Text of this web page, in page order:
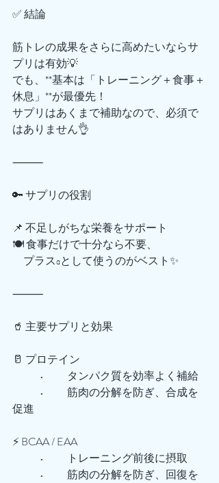
✅ 結論
筋トレの成果をさらに高めたいならサ
プリは有効💡
でも、**基本は「トレーニング＋食事＋
休息」**が最優先！
サプリはあくまで補助なので、必須で
はありません👌
⸻
🔑 サプリの役割
📌 不足しがちな栄養をサポート
🍽️ 食事だけで十分なら不要、
プラスαとして使うのがベスト✨
⸻
🥤 主要サプリと効果
🥛 プロテイン
	•	タンパク質を効率よく補給
促進
⚡ BCAA / EAA
	•	トレーニング前後に摂取